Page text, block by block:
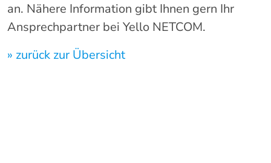
an. Nähere Information gibt Ihnen gern Ihr
Ansprechpartner bei Yello NETCOM.
» zurück zur Übersicht